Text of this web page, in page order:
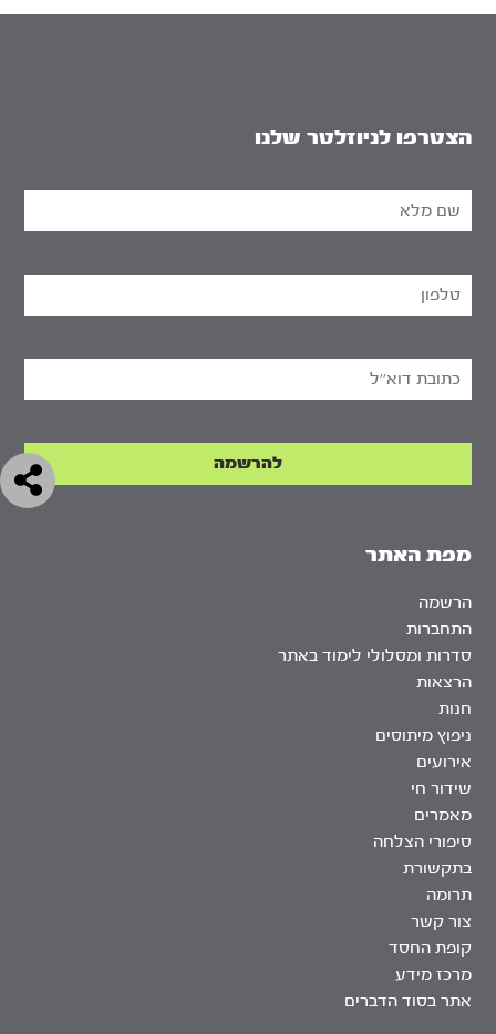
מפת האתר
הרשמה
התחברות
סדרות ומסלולי לימוד באתר
הרצאות
חנות
ניפוץ מיתוסים
אירועים
שידור חי
מאמרים
סיפורי הצלחה
בתקשורת
תרומה
צור קשר
קופת החסד
מרכז מידע
אתר בסוד הדברים
הצטרפו לניוזלטר שלנו